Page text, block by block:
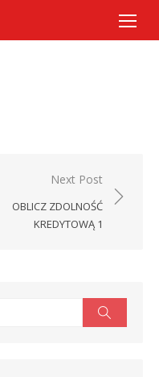
Next Post
OBLICZ ZDOLNOŚĆ
KREDYTOWĄ 1